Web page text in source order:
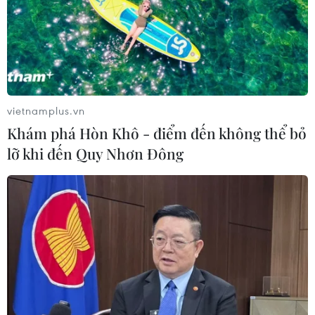
Đồng Nai yêu cầu đẩy nhanh tiến độ
dự án kết nối vùng, sân bay Long
Thành
06/08/2026 09:05
Cầu Đắk Lung sập sau cú
tông của xe tải cẩu, 2 người thoát
chết
06/08/2026 09:00
Dự án mở rộng đường Nguyễn Tuân
tăng kết nối khu vực phía Tây Nam
Hà Nội
06/08/2026 08:19
vietnamplus.vn
Khám phá Hòn Khô - điểm đến không thể bỏ
lỡ khi đến Quy Nhơn Đông